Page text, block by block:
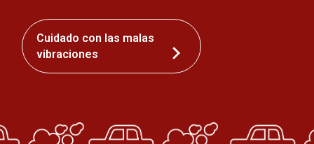
Cuidado con las malas
vibraciones